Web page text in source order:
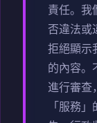
責任。我
否違法
拒絕顯示
的內容。
進行審查
「服務